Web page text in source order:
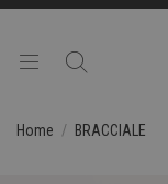
Home BRACCIALE